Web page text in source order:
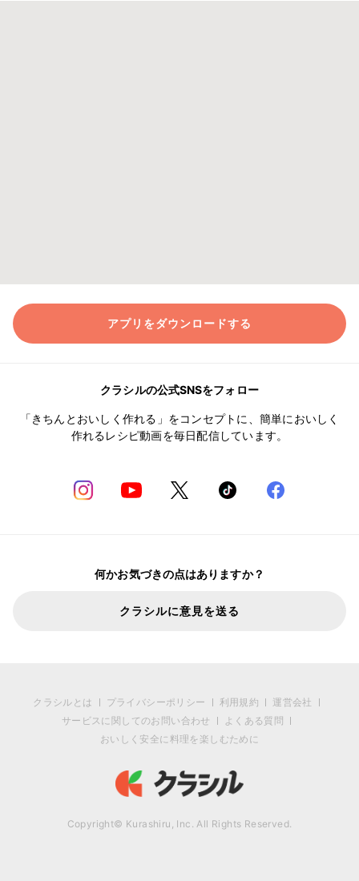
アプリをダウンロードする
クラシルの公式SNSをフォロー
「きちんとおいしく作れる」をコンセプトに、簡単においしく
作れるレシピ動画を毎日配信しています。
何かお気づきの点はありますか？
クラシルに意見を送る
クラシルとは プライバシーポリシー 利用規約
運営会社
サービスに関してのお問い合わせ
よくある質問
おいしく安全に料理を楽しむために
Copyright© Kurashiru, Inc. All Rights Reserved.